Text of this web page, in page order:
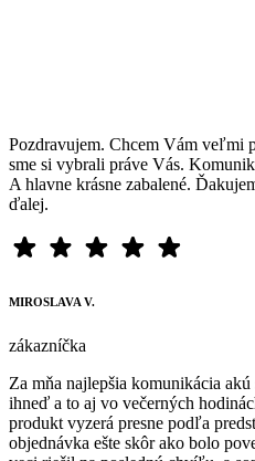
Pozdravujem. Chcem Vám veľmi
sme si vybrali práve Vás.
A hlavne krásne zabalené.
ďalej.
MIROSLAVA V.
zákazníčka
Za mňa najlepšia komunikácia
ihneď a to aj vo večerných
produkt vyzerá presne podľa
objednávka ešte skôr ako bolo